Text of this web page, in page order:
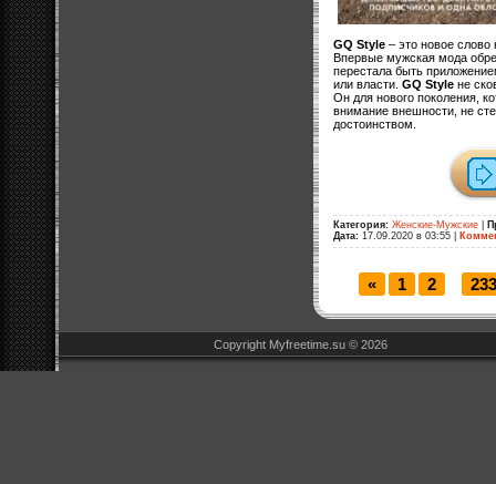
GQ Style – это новое слово
Впервые мужская мода
перестала быть
или власти. GQ Style не
Он для нового поколения,
внимание внешности, не
достоинством.
Категория: Женские-Мужские
Дата: 17.09.2020 в 03:55
« 1 2 233
Copyright Myfreetime.su © 2026